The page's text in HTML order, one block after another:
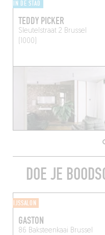
IN DE STAD
TEDDY PICKER
Sleutelstraat 2 Brussel
(1000)
DOE JE
IJSSALON
GASTON
86 Baksteenkaai Brussel